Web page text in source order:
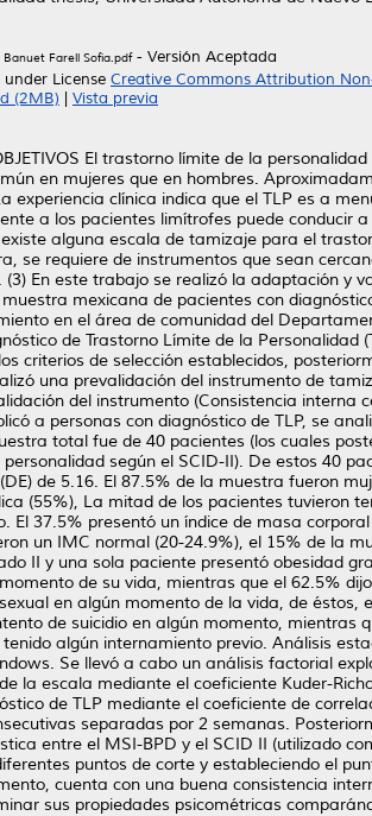
Banuet Farell Sofía.pdf- Versión Aceptada
License Creative Commons Attribution
(2MB)
Vista previa
El trastorno límite de la
en mujeres que en hombres.
experiencia clínica indica que el TLP es a
a los pacientes limítrofes puede conducir
alguna escala de tamizaje para el
se requiere de instrumentos que sean
(3) En este trabajo se realizó la adaptación
mexicana de pacientes con
en el área de comunidad del
de Trastorno Límite de la Personalidad
criterios de selección establecidos,
una prevalidación del instrumento de
del instrumento (Consistencia
a personas con diagnóstico de TLP, se
total fue de 40 pacientes (los cuales
según el SCID-II). De estos 40
de 5.16. El 87.5% de la muestra fueron
(55%), La mitad de los pacientes tuvieron
El 37.5% presentó un índice de masa
un IMC normal (20-24.9%), el 15% de la
II y una sola paciente presentó obesidad
de su vida, mientras que el 62.5%
en algún momento de la vida, de
de suicidio en algún momento, mientras
algún internamiento previo. Análisis
Se llevó a cabo un análisis factorial
la escala mediante el coeficiente Kuder-
de TLP mediante el coeficiente de
separadas por 2 semanas.
entre el MSI-BPD y el SCID II (utilizado
puntos de corte y estableciendo el
cuenta con una buena consistencia
sus propiedades psicométricas